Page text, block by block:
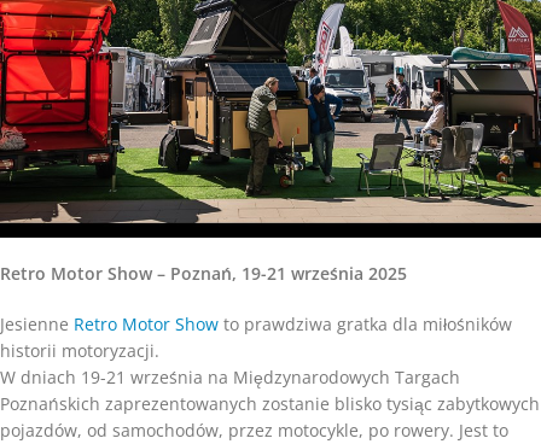
Retro Motor Show – Poznań, 19-21 września 2025
Jesienne Retro Motor Show to prawdziwa gratka dla miłośników
historii motoryzacji.
W dniach 19-21 września na Międzynarodowych Targach
Poznańskich zaprezentowanych zostanie blisko tysiąc zabytkowych
pojazdów, od samochodów, przez motocykle, po rowery. Jest to